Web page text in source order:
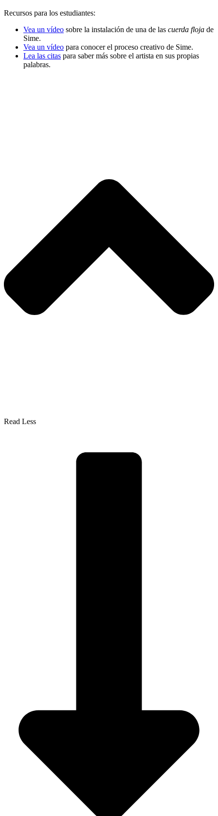
Recursos para los estudiantes:
Vea un vídeo sobre la instalación de una de las cuerda floja de
Sime.
Vea un vídeo para conocer el proceso creativo de Sime.
Lea las citas para saber más sobre el artista en sus propias
palabras.
Read Less